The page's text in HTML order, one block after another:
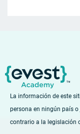
3. El
3. El
4.
moneda
La información de este
persona en ningún país
contrario a la legislación